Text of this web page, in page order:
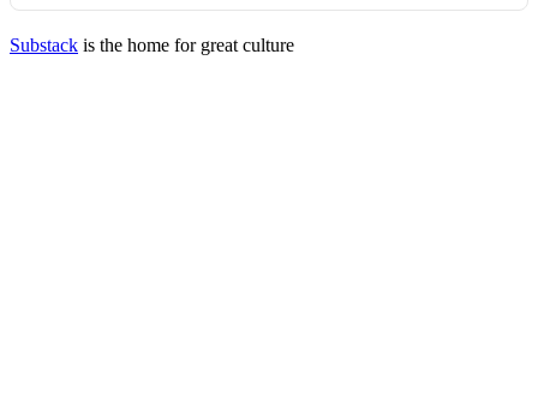
Substack is the home for great culture